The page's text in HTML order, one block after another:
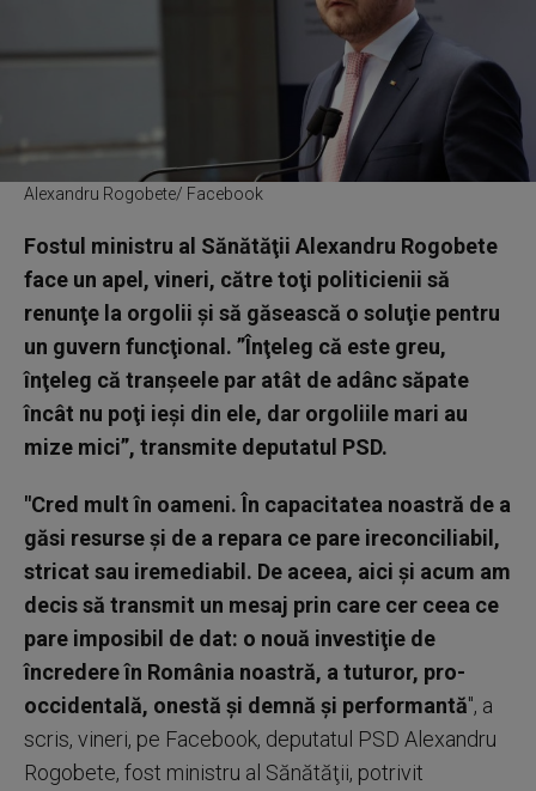
Alexandru Rogobete/ Facebook
Fostul ministru al Sănătăţii Alexandru Rogobete
face un apel, vineri, către toţi politicienii să
renunţe la orgolii şi să găsească o soluţie pentru
un guvern funcţional. ”Înţeleg că este greu,
înţeleg că tranşeele par atât de adânc săpate
încât nu poţi ieşi din ele, dar orgoliile mari au
mize mici”, transmite deputatul PSD.
"Cred mult în oameni. În capacitatea noastră de a
găsi resurse şi de a repara ce pare ireconciliabil,
stricat sau iremediabil. De aceea, aici şi acum am
decis să transmit un mesaj prin care cer ceea ce
pare imposibil de dat: o nouă investiţie de
încredere în România noastră, a tuturor, pro-
occidentală, onestă şi demnă şi performantă", a
scris, vineri, pe Facebook, deputatul PSD Alexandru
Rogobete, fost ministru al Sănătăţii, potrivit